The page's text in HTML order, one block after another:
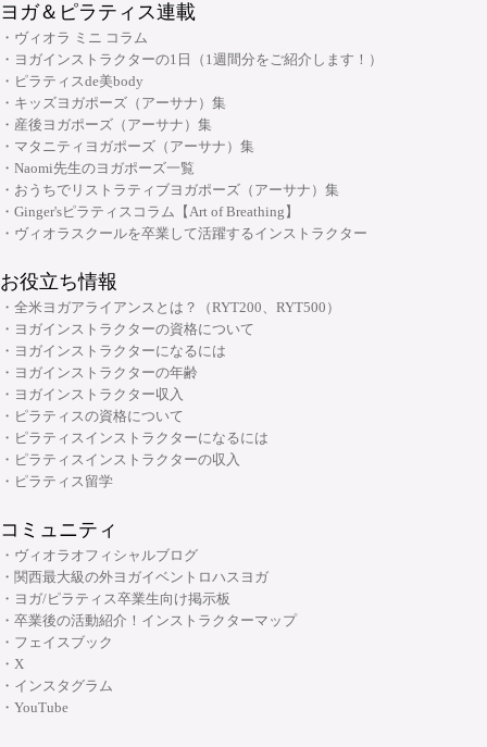
大阪府大阪市中央区安土町2-5-5 本町明大ビル3F
TEL: 06-6926-8422
プコース
・ヨガ指導者向け：個人プログラミングコース～症例別・目的別プログラ
ムの組み方～
・ヨガ指導者向け：アジャストメント＆モディフィケーションスキルアッ
プコース
・メンタルケアヨガ(心のためのヨガ)指導者養成コース
チャクラ講座
顔筋調整ヨガ養成指導者コース
ヨガ＆ピラティス連載
・ヴィオラ ミニ コラム
・ヨガインストラクターの1日（1週間分をご紹介します！）
・ピラティスde美body
・キッズヨガポーズ（アーサナ）集
・産後ヨガポーズ（アーサナ）集
・マタニティヨガポーズ（アーサナ）集
・Naomi先生のヨガポーズ一覧
・おうちでリストラティブヨガポーズ（アーサナ）集
・Ginger'sピラティスコラム【Art of Breathing】
・ヴィオラスクールを卒業して活躍するインストラクター
お役立ち情報
・全米ヨガアライアンスとは？（RYT200、RYT500）
・ヨガインストラクターの資格について
・ヨガインストラクターになるには
・ヨガインストラクターの年齢
・ヨガインストラクター収入
・ピラティスの資格について
・ピラティスインストラクターになるには
・ピラティスインストラクターの収入
・ピラティス留学
コミュニティ
・ヴィオラオフィシャルブログ
・関西最大級の外ヨガイベントロハスヨガ
・ヨガ/ピラティス卒業生向け掲示板
・卒業後の活動紹介！インストラクターマップ
・フェイスブック
・X
・インスタグラム
・YouTube